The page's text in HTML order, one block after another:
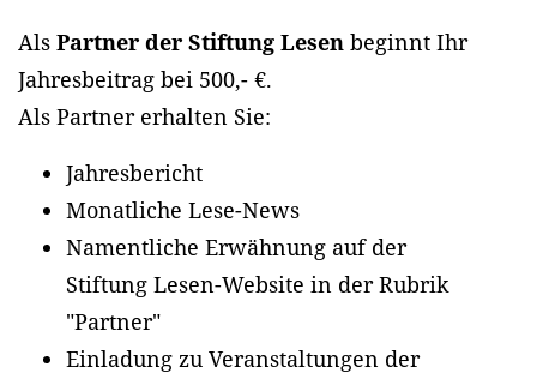
Als Partner der Stiftung Lesen beginnt Ihr
Jahresbeitrag bei 500,- €.
Als Partner erhalten Sie:
Jahresbericht
Monatliche Lese-News
Namentliche Erwähnung auf der
Stiftung Lesen-Website in der Rubrik
"Partner"
Einladung zu Veranstaltungen der